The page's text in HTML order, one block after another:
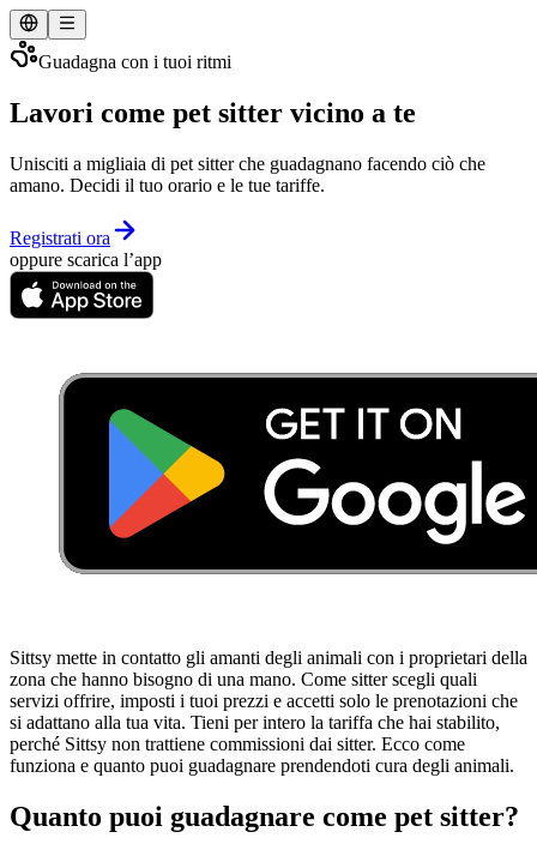
Guadagna con i tuoi ritmi
Lavori come pet sitter vicino a te
Unisciti a migliaia di pet sitter che guadagnano facendo ciò che
amano. Decidi il tuo orario e le tue tariffe.
Registrati ora
oppure scarica l’app
Sittsy mette in contatto gli amanti degli animali con i proprietari della
zona che hanno bisogno di una mano. Come sitter scegli quali
servizi offrire, imposti i tuoi prezzi e accetti solo le prenotazioni che
si adattano alla tua vita. Tieni per intero la tariffa che hai stabilito,
perché Sittsy non trattiene commissioni dai sitter. Ecco come
funziona e quanto puoi guadagnare prendendoti cura degli animali.
Quanto puoi guadagnare come pet sitter?